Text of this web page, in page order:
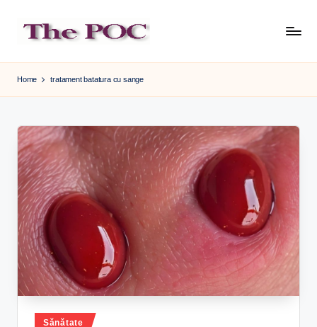
content
Home tratament batatura cu sange
Sănătate